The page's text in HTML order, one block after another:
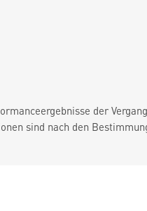
der
sind nach den